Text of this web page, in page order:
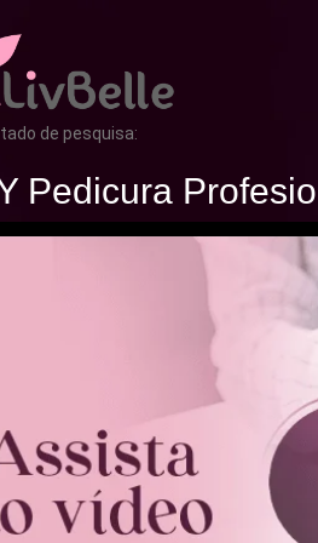
de pesquisa:
Pedicura